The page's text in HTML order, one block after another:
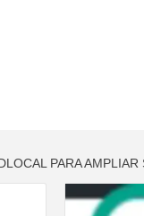
PARA